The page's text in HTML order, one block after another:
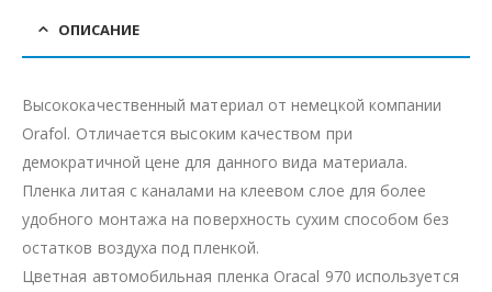
ОПИСАНИЕ
Высококачественный материал от немецкой компании
Orafol. Отличается высоким качеством при
демократичной цене для данного вида материала.
Пленка литая с каналами на клеевом слое для более
удобного монтажа на поверхность сухим способом без
остатков воздуха под пленкой.
Цветная автомобильная пленка Oracal 970 используется